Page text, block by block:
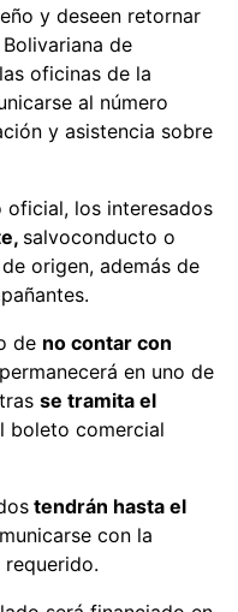
y deseen retornar
de
oficinas de la
al número
y asistencia sobre
oficial, los interesados
salvoconducto o
origen, además de
de no contar con
en uno de
se tramita el
boleto comercial
tendrán hasta el
con la